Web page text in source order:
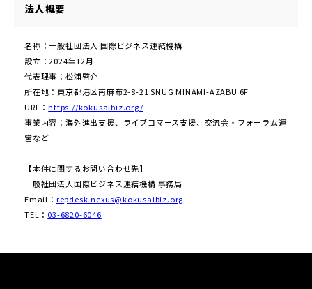
法人概要
名称：一般社団法人 国際ビジネス連結機構
設立：2024年12月
代表理事：松浦啓介
所在地：東京都港区南麻布2-8-21 SNUG MINAMI-AZABU 6F
URL：https://kokusaibiz.org/
事業内容：海外進出支援、ライブコマース支援、交流会・フォーラム運
営など
【本件に関するお問い合わせ先】
一般社団法人国際ビジネス連結機構 事務局
Email： repdesk-nexus@kokusaibiz.org
TEL： 03-6820-6046